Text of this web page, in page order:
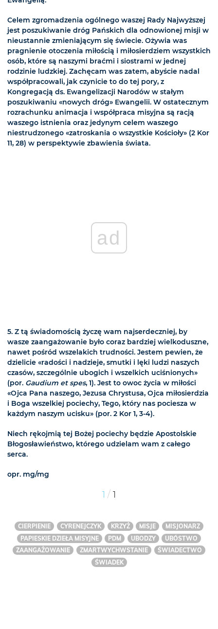
Celem zgromadzenia ogólnego waszej Rady Najwyższej
jest poszukiwanie dróg Pańskich dla odnowionej misji w
nieustannie zmieniającym się świecie. Ożywia was
pragnienie otoczenia miłością i miłosierdziem wszystkich
osób, które są naszymi braćmi i siostrami w jednej
rodzinie ludzkiej. Zachęcam was zatem, abyście nadal
współpracowali, jak czynicie to do tej pory, z
Kongregacją ds. Ewangelizacji Narodów w stałym
poszukiwaniu «nowych dróg» Ewangelii. W ostatecznym
rozrachunku animacja i współpraca misyjna są racją
waszego istnienia oraz jedynym celem waszego
niestrudzonego «zatroskania o wszystkie Kościoły» (2 Kor
11, 28) w perspektywie zbawienia świata.
ad
5. Z tą świadomością życzę wam najserdeczniej, by
wasze zaangażowanie było coraz bardziej wielkoduszne,
nawet pośród wszelakich trudności. Jestem pewien, że
dzielicie «radości i nadzieje, smutki i lęki ludzi naszych
czasów, szczególnie ubogich i wszelkich uciśnionych»
(por. Gaudium et spes, 1). Jest to owoc życia w miłości
«Ojca Pana naszego, Jezusa Chrystusa, Ojca miłosierdzia
i Boga wszelkiej pociechy, Tego, który nas pociesza w
każdym naszym ucisku» (por. 2 Kor 1, 3-4).
Niech rękojmią tej Bożej pociechy będzie Apostolskie
Błogosławieństwo, którego udzielam wam z całego
serca.
opr. mg/mg
1 / 1
CIERPIENIE CYRENEJCZYK KRZYŻ MISJE
MISJONARZ
PAPIESKIE DZIEŁA MISYJNE
PDM UBODZY
UBÓSTWO
ZAANGAŻOWANIE
ZMARTWYCHWSTANIE
ŚWIADECTWO
ŚWIADEK